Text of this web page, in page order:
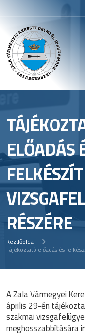
ELŐADÁS
RÉSZÉRE
Kezdőoldal
Tájékoztató előadás és
A Zala Vármegyei
április 29-én
szakmai
meghosszabbítására